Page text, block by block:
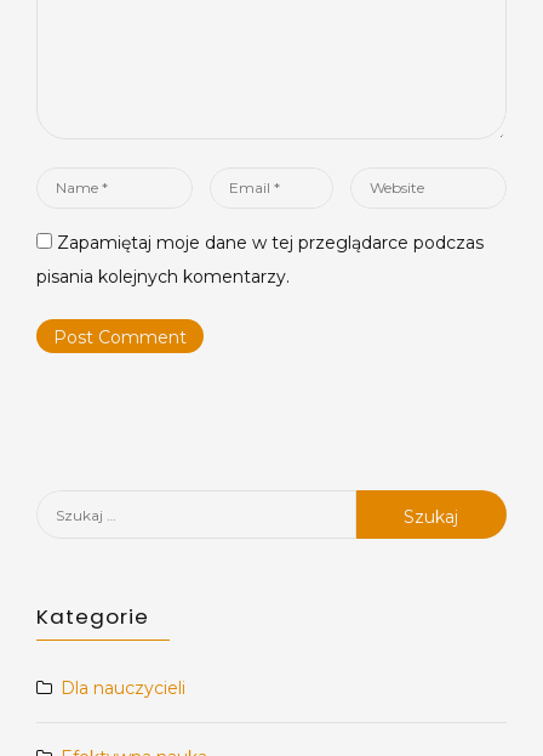
Name
Email
Website
Zapamiętaj moje dane w tej przeglądarce podczas
pisania kolejnych komentarzy.
Szukaj:
Kategorie
Dla nauczycieli